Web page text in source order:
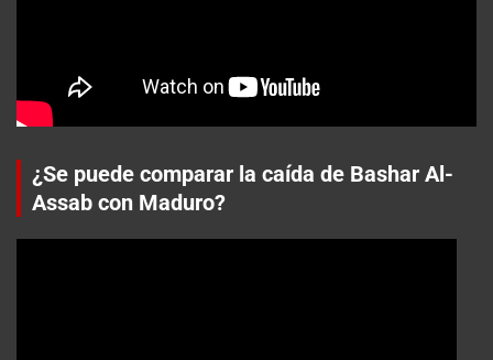
¿Se puede comparar la caída de Bashar Al-
Assab con Maduro?